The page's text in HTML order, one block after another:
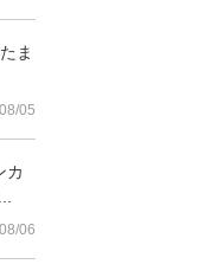
ま
05
カ
06